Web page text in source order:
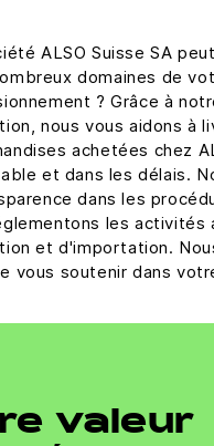
ALSO Suisse SA
domaines de
? Grâce à
nous vous aidons à
achetées chez
et dans les délais.
dans les
les activités
et d'importation.
vous soutenir dans
valeur